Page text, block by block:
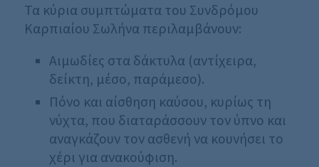
Τα κύρια συμπτώματα του Συνδρόμου
Καρπιαίου Σωλήνα περιλαμβάνουν:
Αιμωδίες στα δάκτυλα (αντίχειρα,
δείκτη, μέσο, παράμεσο).
Πόνο και αίσθηση καύσου, κυρίως τη
νύχτα, που διαταράσσουν τον ύπνο και
αναγκάζουν τον ασθενή να κουνήσει το
χέρι για ανακούφιση.